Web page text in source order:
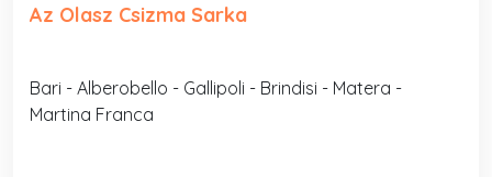
Az Olasz Csizma Sarka
Bari - Alberobello - Gallipoli - Brindisi - Matera -
Martina Franca